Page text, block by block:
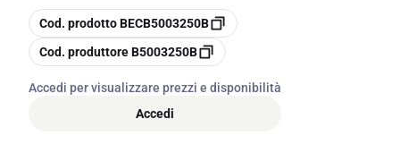
copia
Cod. prodottoBECB5003250B
copia
Cod. produttoreB5003250B
Accedi per visualizzare prezzi e disponibilità
Accedi